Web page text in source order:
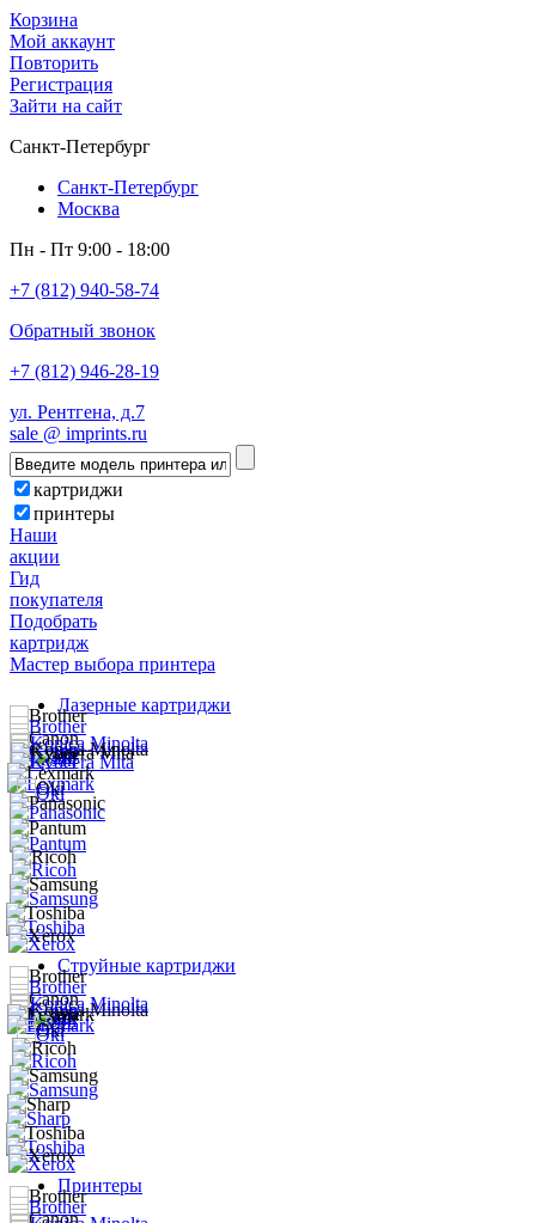
Корзина
Мой аккаунт
Повторить
Регистрация
Зайти на сайт
Санкт-Петербург
Санкт-Петербург
Москва
Пн - Пт 9:00 - 18:00
+7 (812) 940-58-74
Обратный звонок
+7 (812) 946-28-19
ул. Рентгена, д.7
sale @ imprints.ru
картриджи
принтеры
Наши
акции
Гид
покупателя
Подобрать
картридж
Мастер выбора принтера
Лазерные картриджи
Струйные картриджи
Принтеры